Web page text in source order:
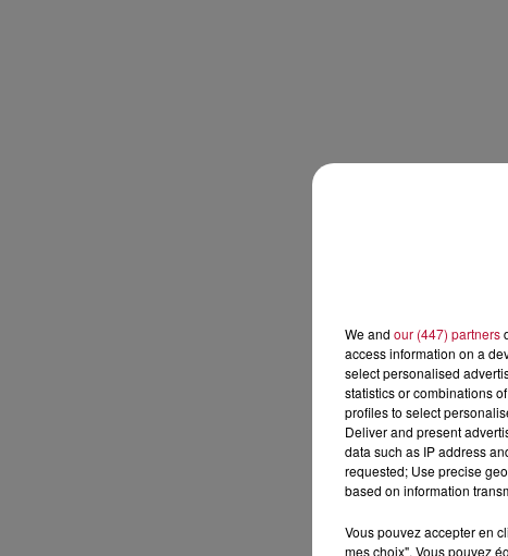
We and our (447) partners
access information on a
select personalised
statistics or combinations
profiles to select
Deliver and present
data such as IP address
requested; Use precise
based on information
Vous pouvez accepter en
mes choix". Vous pouvez